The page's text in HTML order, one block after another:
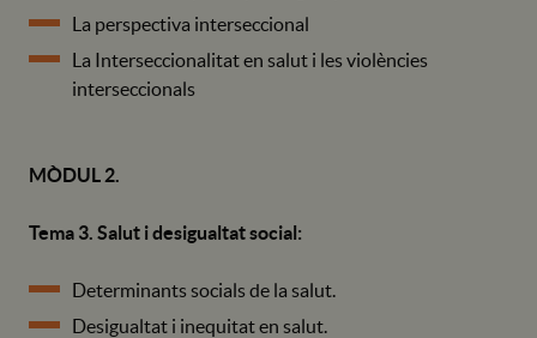
La perspectiva interseccional
La Interseccionalitat en salut i les violències
interseccionals
MÒDUL 2.
Tema 3. Salut i desigualtat social:
Determinants socials de la salut.
Desigualtat i inequitat en salut.